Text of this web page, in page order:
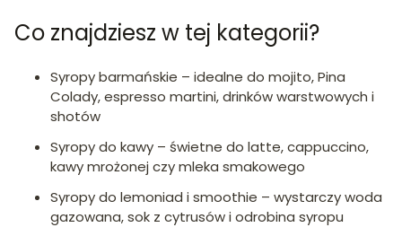
Co znajdziesz w tej kategorii?
Syropy barmańskie – idealne do mojito, Pina
Colady, espresso martini, drinków warstwowych i
shotów
Syropy do kawy – świetne do latte, cappuccino,
kawy mrożonej czy mleka smakowego
Syropy do lemoniad i smoothie – wystarczy woda
gazowana, sok z cytrusów i odrobina syropu